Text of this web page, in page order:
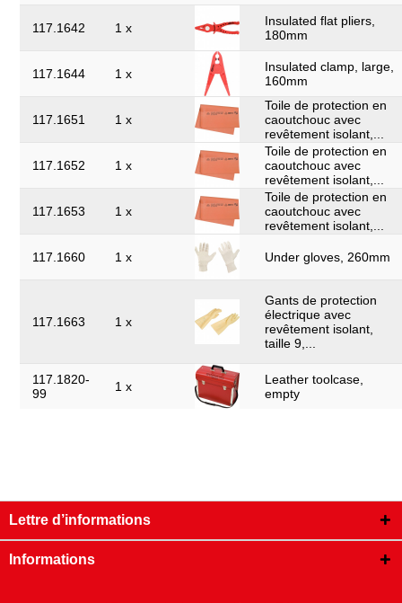
117.1642 1 x
Insulated flat pliers,
180mm
117.1644 1 x
Insulated clamp, large,
160mm
117.1651 1 x
Toile de protection en
caoutchouc avec
revêtement isolant,...
117.1652 1 x
Toile de protection en
caoutchouc avec
revêtement isolant,...
117.1653 1 x
Toile de protection en
caoutchouc avec
revêtement isolant,...
117.1660 1 x Under gloves, 260mm
117.1663 1 x
Gants de protection
électrique avec
revêtement isolant,
taille 9,...
117.1820-
99
1 x
Leather toolcase,
empty
Lettre d’informations
Informations